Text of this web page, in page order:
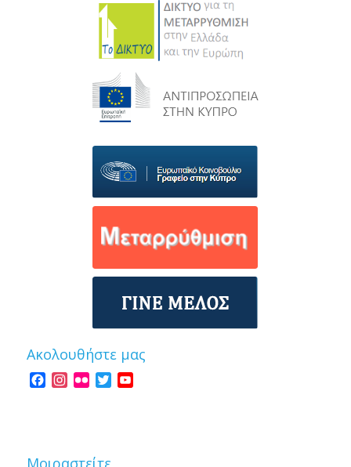
Ακολουθήστε μας
Facebook
Instagram
Flickr Twitter
Μοιραστείτε